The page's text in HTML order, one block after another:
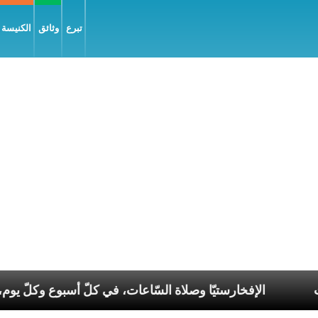
وثائق تبرع
الإفخارستيّا وصلاة السّاعات، في كلّ